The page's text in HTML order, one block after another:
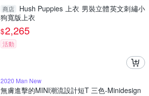
商店
Hush Puppies 上衣 男裝立體英文刺繡小
狗寬版上衣
$2,265
活動
2020 Man New
無膚進擊的MINI潮流設計短T 三色-Minidesign